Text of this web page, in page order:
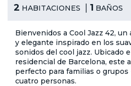
2 HABITACIONES 1 BAÑOS
Bienvenidos a Cool Jazz 42,
y elegante inspirado en los
sonidos del cool jazz. Ubicado
residencial de Barcelona, este
perfecto para familias o
cuatro personas.